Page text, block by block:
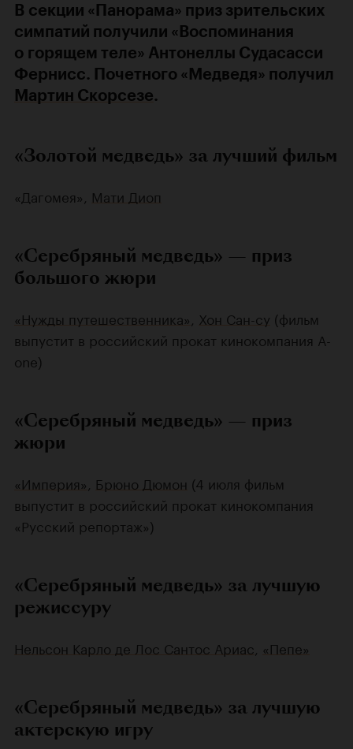
В секции «Панорама» приз зрительских
симпатий получили «Воспоминания
о горящем теле» Антонеллы Судасасси
Фернисс. Почетного «Медведя» получил
Мартин Скорсезе.
«Золотой медведь» за лучший фильм
«Дагомея», Мати Диоп
«Серебряный медведь» — приз
большого жюри
«Нужды путешественника» Хон Сан-су (фильм
выпустит в российский прокат кинокомпания A-
one)
«Серебряный медведь» — приз
жюри
«Империя» Брюно Дюмон (4 июля фильм
выпустит в российский прокат кинокомпания
«Русский репортаж»)
«Серебряный медведь» за лучшую
режиссуру
Нельсон Карло де Лос Сантос Ариас «Пепе»
«Серебряный медведь» за лучшую
актерскую игру